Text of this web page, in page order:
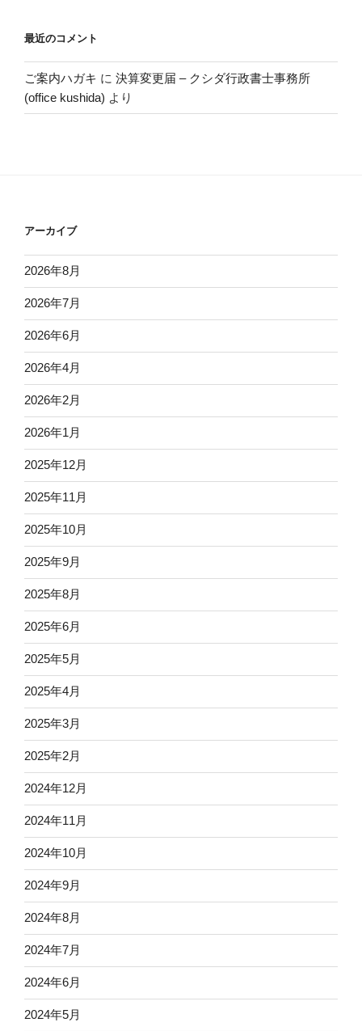
最近のコメント
ご案内ハガキ に 決算変更届 – クシダ行政書士事務所
(office kushida) より
アーカイブ
2026年8月
2026年7月
2026年6月
2026年4月
2026年2月
2026年1月
2025年12月
2025年11月
2025年10月
2025年9月
2025年8月
2025年6月
2025年5月
2025年4月
2025年3月
2025年2月
2024年12月
2024年11月
2024年10月
2024年9月
2024年8月
2024年7月
2024年6月
2024年5月